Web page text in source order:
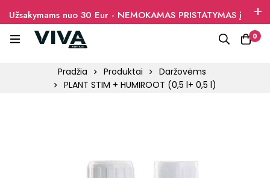
Užsakymams nuo 30 Eur - NEMOKAMAS PRISTATYMAS į
paštomatus
0
Pradžia Produktai
Daržovėms
PLANT STIM + HUMIROOT (0,5 l+ 0,5 l)